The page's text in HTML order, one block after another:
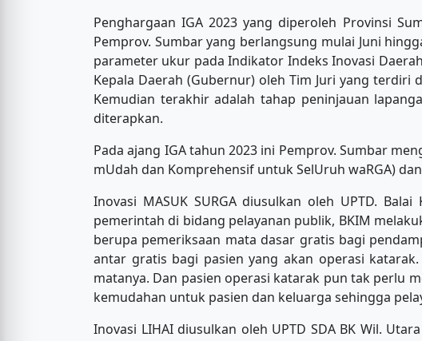
Penghargaan IGA 2023 yang diperoleh Provinsi
Pemprov. Sumbar yang berlangsung mulai Juni
parameter ukur pada Indikator Indeks Inovasi
Kepala Daerah (Gubernur) oleh Tim Juri yang terdiri
Kemudian terakhir adalah tahap peninjauan
diterapkan.
Pada ajang IGA tahun 2023 ini Pemprov. Sumbar
mUdah dan Komprehensif untuk SelUruh waRGA)
Inovasi MASUK SURGA diusulkan oleh UPTD.
pemerintah di bidang pelayanan publik, BKIM
berupa pemeriksaan mata dasar gratis bagi
antar gratis bagi pasien yang akan operasi
matanya. Dan pasien operasi katarak pun tak perlu
kemudahan untuk pasien dan keluarga sehingga
Inovasi LIHAI diusulkan oleh UPTD SDA BK Wil.